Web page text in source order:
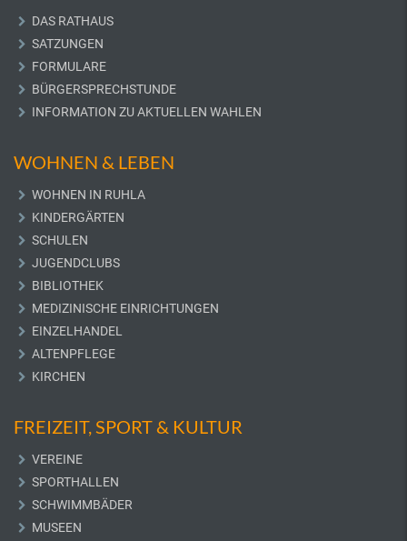
DAS RATHAUS
SATZUNGEN
FORMULARE
BÜRGERSPRECHSTUNDE
INFORMATION ZU AKTUELLEN WAHLEN
WOHNEN & LEBEN
WOHNEN IN RUHLA
KINDERGÄRTEN
SCHULEN
JUGENDCLUBS
BIBLIOTHEK
MEDIZINISCHE EINRICHTUNGEN
EINZELHANDEL
ALTENPFLEGE
KIRCHEN
FREIZEIT, SPORT & KULTUR
VEREINE
SPORTHALLEN
SCHWIMMBÄDER
MUSEEN